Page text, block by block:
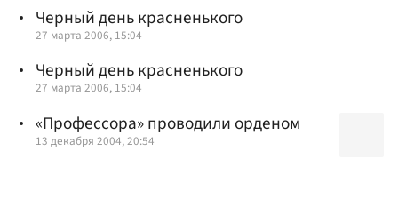
Черный день красненького
27 марта 2006, 15:04
Черный день красненького
27 марта 2006, 15:04
«Профессора» проводили орденом
13 декабря 2004, 20:54